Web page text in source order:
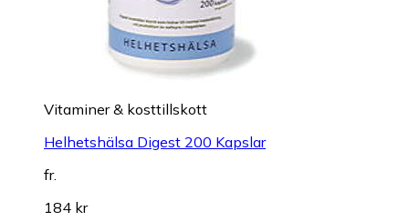
Vitaminer & kosttillskott
Helhetshälsa Digest 200 Kapslar
fr.
184 kr